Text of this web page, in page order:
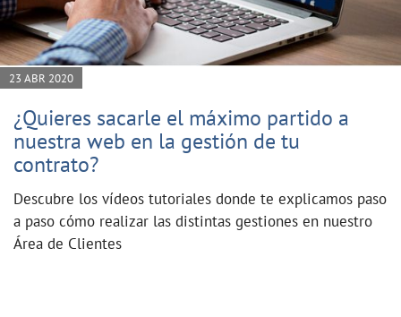
23 ABR 2020
¿Quieres sacarle el máximo partido a
nuestra web en la gestión de tu
contrato?
Descubre los vídeos tutoriales donde te explicamos paso
a paso cómo realizar las distintas gestiones en nuestro
Área de Clientes